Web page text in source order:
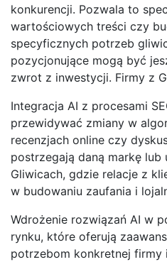
konkurencji. Pozwala to
wartościowych treści czy
specyficznych potrzeb
pozycjonujące mogą być
zwrot z inwestycji. Firmy z
Integracja AI z procesami
przewidywać zmiany w
recenzjach online czy
postrzegają daną markę
Gliwicach, gdzie relacje z
w budowaniu zaufania i
Wdrożenie rozwiązań AI w
rynku, które oferują
potrzebom konkretnej firmy